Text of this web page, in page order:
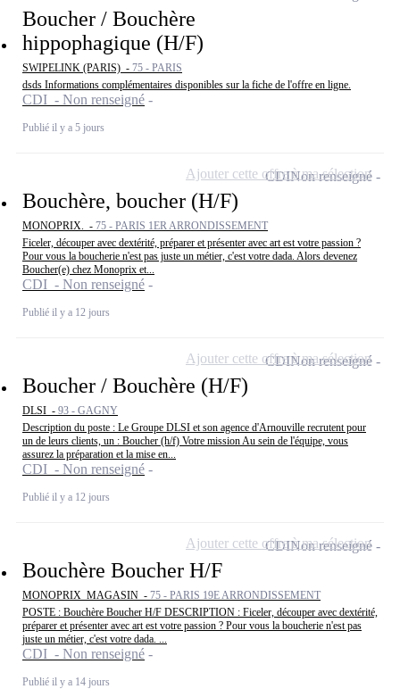
Boucher / Bouchère
hippophagique (H/F)
SWIPELINK (PARIS) - 75 - PARIS
dsds Informations complémentaires disponibles sur la fiche de l'offre en ligne.
CDI - Non renseigné
Publié il y a 5 jours
Bouchère, boucher (H/F)
MONOPRIX. - 75 - PARIS 1ER ARRONDISSEMENT
Ficeler, découper avec dextérité, préparer et présenter avec art est votre passion ?
Pour vous la boucherie n'est pas juste un métier, c'est votre dada. Alors devenez
Boucher(e) chez Monoprix et...
CDI - Non renseigné
Publié il y a 12 jours
CDINon renseigné
Ajouter cette offre à ma sélection
Boucher / Bouchère (H/F)
DLSI - 93 - GAGNY
Description du poste : Le Groupe DLSI et son agence d'Arnouville recrutent pour
un de leurs clients, un : Boucher (h/f) Votre mission Au sein de l'équipe, vous
assurez la préparation et la mise en...
CDI - Non renseigné
Publié il y a 12 jours
CDINon renseigné
Ajouter cette offre à ma sélection
Bouchère Boucher H/F
MONOPRIX_MAGASIN - 75 - PARIS 19E ARRONDISSEMENT
POSTE : Bouchère Boucher H/F DESCRIPTION : Ficeler, découper avec dextérité,
préparer et présenter avec art est votre passion ? Pour vous la boucherie n'est pas
juste un métier, c'est votre dada. ...
CDI - Non renseigné
Publié il y a 14 jours
CDINon renseigné
Ajouter cette offre à ma sélection